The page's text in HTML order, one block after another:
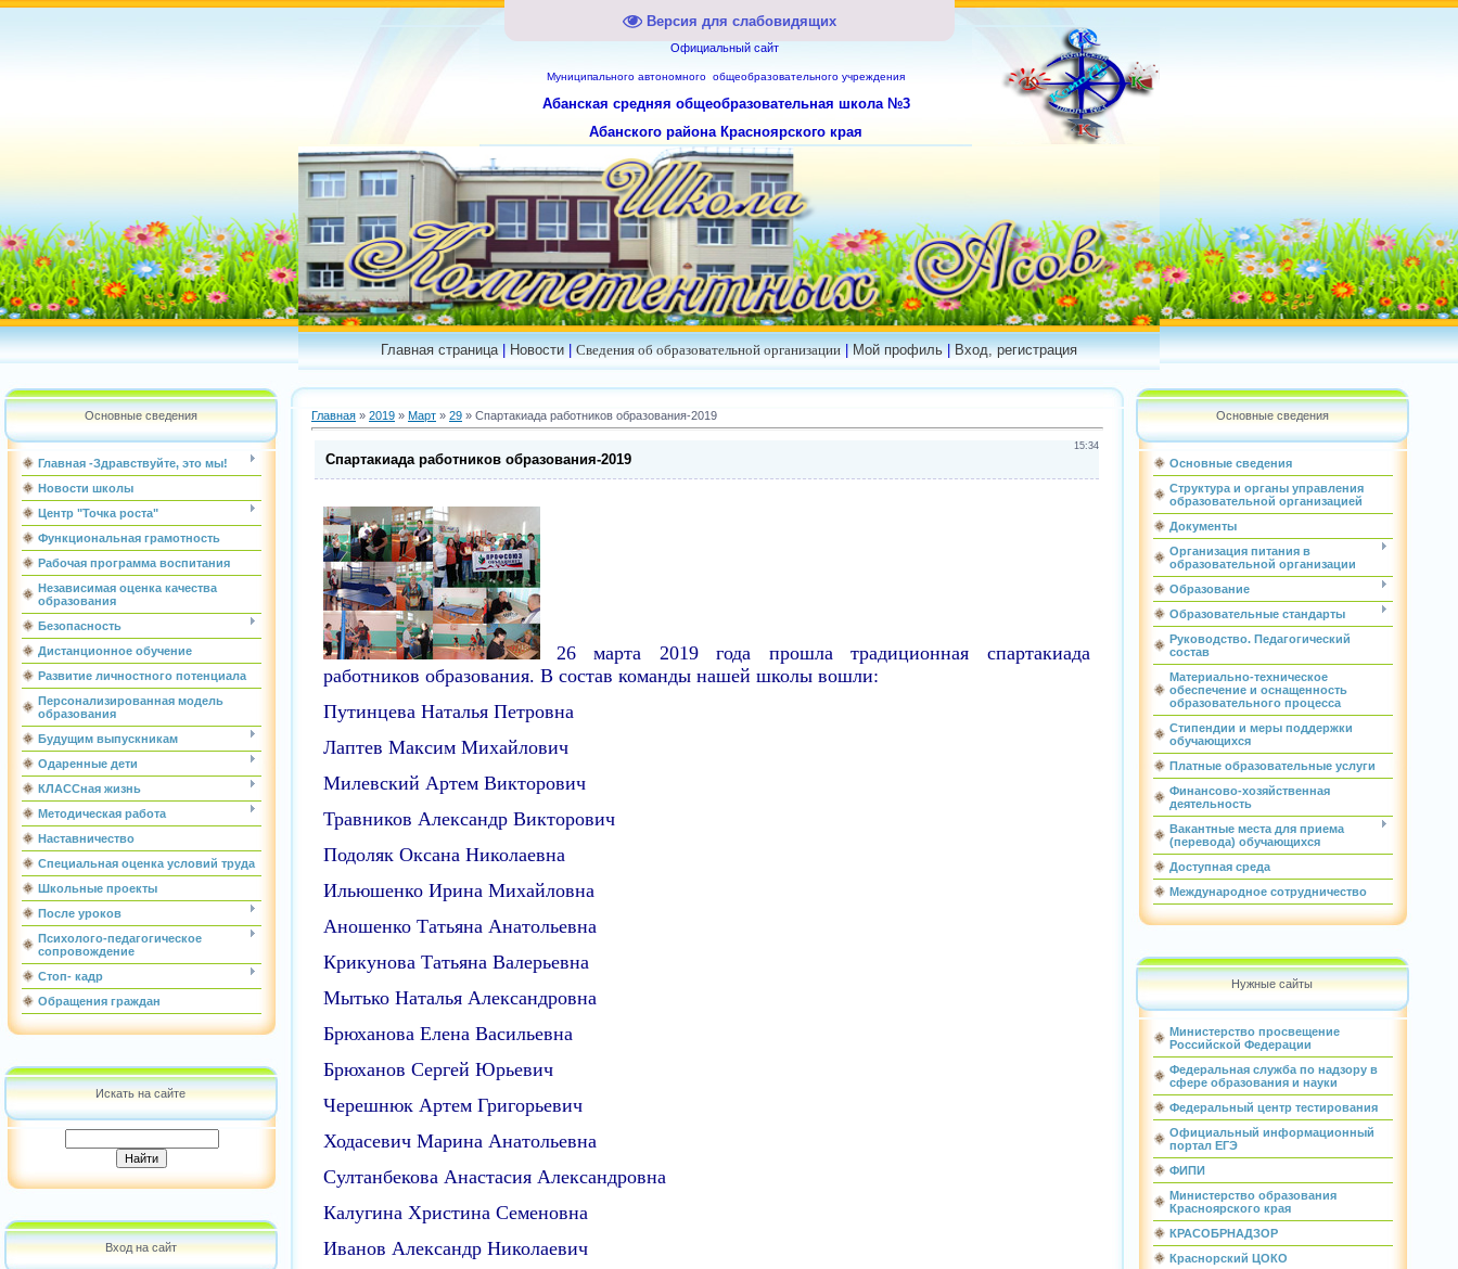
Версия для слабовидящих
Официальный сайт
Муниципального автономного общеобразовательного учреждения
Абанская средняя общеобразовательная школа №3
Абанского района Красноярского края
Главная страница|Новости|Сведения об образовательной организации|Мой профиль|Вход, регистрация
Основные сведения
Главная -Здравствуйте, это мы!
Новости школы
Центр "Точка роста"
Функциональная грамотность
Рабочая программа воспитания
Независимая оценка качества
образования
Безопасность
Дистанционное обучение
Развитие личностного потенциала
Персонализированная модель
образования
Будущим выпускникам
Одаренные дети
КЛАССная жизнь
Методическая работа
Наставничество
Специальная оценка условий труда
Школьные проекты
После уроков
Психолого-педагогическое
сопровождение
Стоп- кадр
Обращения граждан
Искать на сайте
Вход на сайт
Главная » 2019 » Март » 29 » Спартакиада работников образования-2019
15:34
Спартакиада работников образования-2019
26 марта 2019 года прошла традиционная спартакиада
работников образования. В состав команды нашей школы вошли:
Путинцева Наталья Петровна
Лаптев Максим Михайлович
Милевский Артем Викторович
Травников Александр Викторович
Подоляк Оксана Николаевна
Ильюшенко Ирина Михайловна
Аношенко Татьяна Анатольевна
Крикунова Татьяна Валерьевна
Мытько Наталья Александровна
Брюханова Елена Васильевна
Брюханов Сергей Юрьевич
Черешнюк Артем Григорьевич
Ходасевич Марина Анатольевна
Султанбекова Анастасия Александровна
Калугина Христина Семеновна
Иванов Александр Николаевич
Основные сведения
Основные сведения
Структура и органы управления
образовательной организацией
Документы
Организация питания в
образовательной организации
Образование
Образовательные стандарты
Руководство. Педагогический
состав
Материально-техническое
обеспечение и оснащенность
образовательного процесса
Стипендии и меры поддержки
обучающихся
Платные образовательные услуги
Финансово-хозяйственная
деятельность
Вакантные места для приема
(перевода) обучающихся
Доступная среда
Международное сотрудничество
Нужные сайты
Министерство просвещение
Российской Федерации
Федеральная служба по надзору в
сфере образования и науки
Федеральный центр тестирования
Официальный информационный
портал ЕГЭ
ФИПИ
Министерство образования
Красноярского края
КРАСОБРНАДЗОР
Краснорский ЦОКО